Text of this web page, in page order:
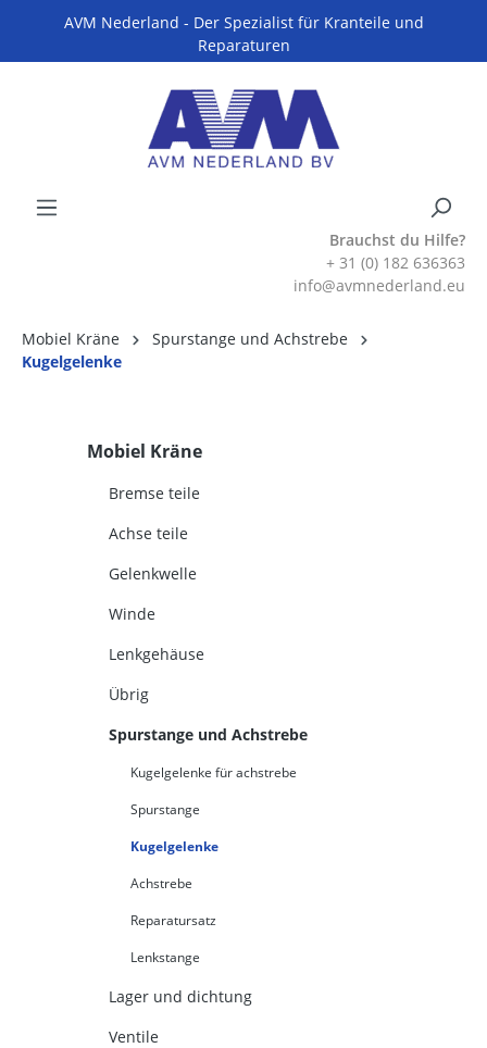
AVM Nederland - Der Spezialist für Kranteile und
Reparaturen
Brauchst du Hilfe?
+ 31 (0) 182 636363
info@avmnederland.eu
Mobiel Kräne
Spurstange und Achstrebe
Kugelgelenke
Mobiel Kräne
Bremse teile
Achse teile
Gelenkwelle
Winde
Lenkgehäuse
Übrig
Spurstange und Achstrebe
Kugelgelenke für achstrebe
Spurstange
Kugelgelenke
Achstrebe
Reparatursatz
Lenkstange
Lager und dichtung
Ventile